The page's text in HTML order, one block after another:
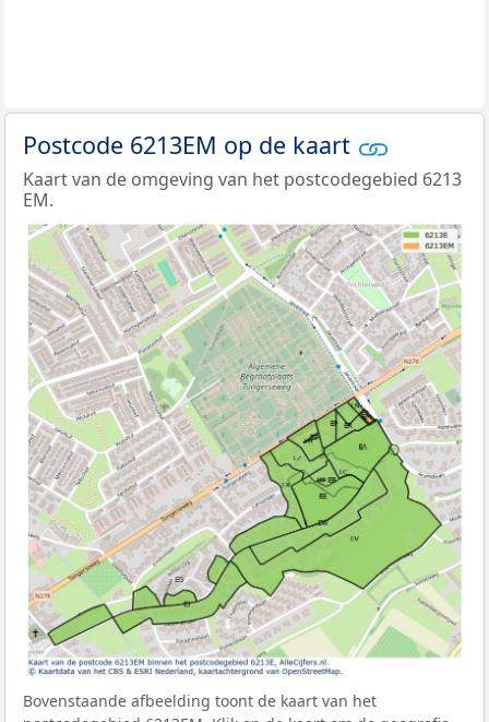
Postcode 6213EM op de kaart
Kaart van de omgeving van het postcodegebied 6213
EM.
Bovenstaande afbeelding toont de kaart van het